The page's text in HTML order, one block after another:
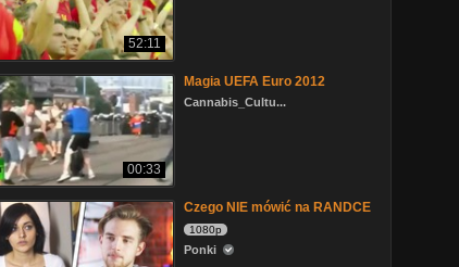
52:11
00:33
Magia UEFA Euro 2012
Cannabis_Cultu...
Czego NIE mówić na RANDCE
1080p
Ponki